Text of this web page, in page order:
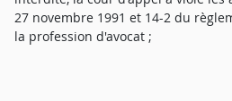
27 novembre 1991 et 14-2 du
la profession d'avocat ;